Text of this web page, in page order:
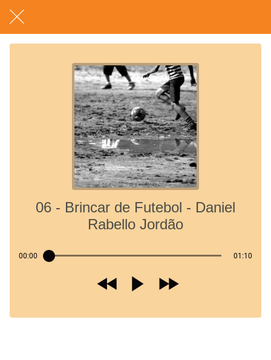
06 - Brincar de Futebol - Daniel
Rabello Jordão
00:00 01:10